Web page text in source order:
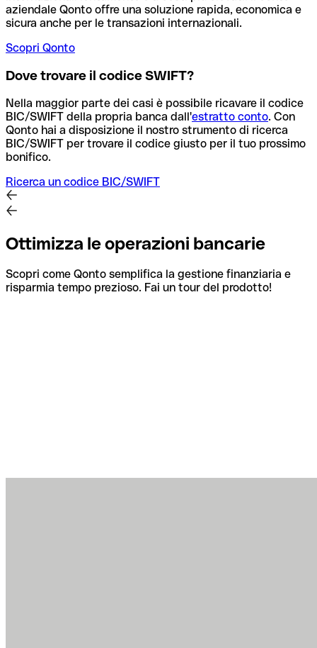
aziendale Qonto offre una soluzione rapida, economica e
sicura anche per le transazioni internazionali.
Scopri Qonto
Dove trovare il codice SWIFT?
Nella maggior parte dei casi è possibile ricavare il codice
BIC/SWIFT della propria banca dall'estratto conto. Con
Qonto hai a disposizione il nostro strumento di ricerca
BIC/SWIFT per trovare il codice giusto per il tuo prossimo
bonifico.
Ricerca un codice BIC/SWIFT
Ottimizza le operazioni bancarie
Scopri come Qonto semplifica la gestione finanziaria e
risparmia tempo prezioso. Fai un tour del prodotto!